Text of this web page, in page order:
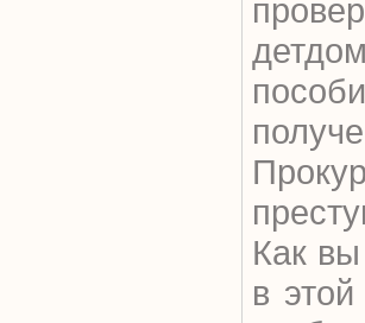
Как вы
в